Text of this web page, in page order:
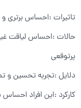
تاثیرات :احساس
حالات :احساس لیاقت
پرتوقعی
دلایل :تجربه تحسین و
کارکرد :این افراد احساس